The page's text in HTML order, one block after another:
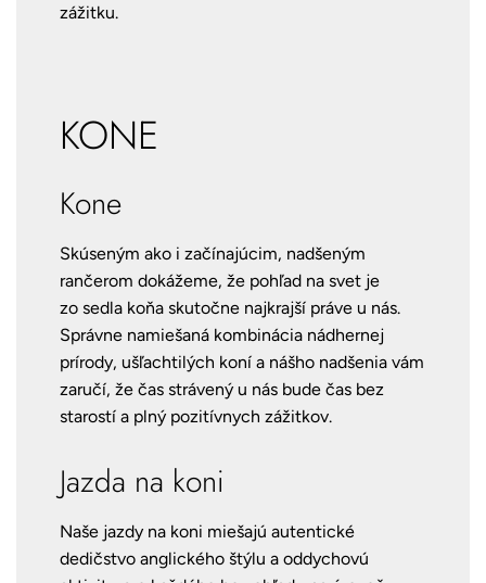
zážitku.
KONE
Kone
Skúseným ako i začínajúcim, nadšeným
rančerom dokážeme, že pohľad na svet je
zo sedla koňa skutočne najkrajší práve u nás.
Správne namiešaná kombinácia nádhernej
prírody, ušľachtilých koní a nášho nadšenia vám
zaručí, že čas strávený u nás bude čas bez
starostí a plný pozitívnych zážitkov.
Jazda na koni
Naše jazdy na koni miešajú autentické
dedičstvo anglického štýlu a oddychovú